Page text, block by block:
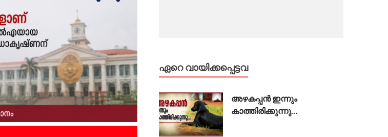
ഏറെ വായിക്കപ്പെട്ടവ
അഴകപ്പൻ ഇന്നും
കാത്തിരിക്കുന്നു…